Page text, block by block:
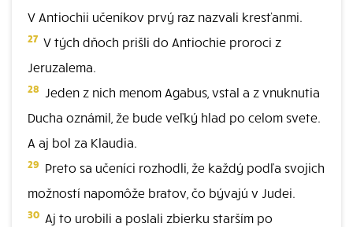
V Antiochii učeníkov prvý raz nazvali kresťanmi.
27 V tých dňoch prišli do Antiochie proroci z
Jeruzalema.
28 Jeden z nich menom Agabus, vstal a z vnuknutia
Ducha oznámil, že bude veľký hlad po celom svete.
A aj bol za Klaudia.
29 Preto sa učeníci rozhodli, že každý podľa svojich
možností napomôže bratov, čo bývajú v Judei.
30 Aj to urobili a poslali zbierku starším po